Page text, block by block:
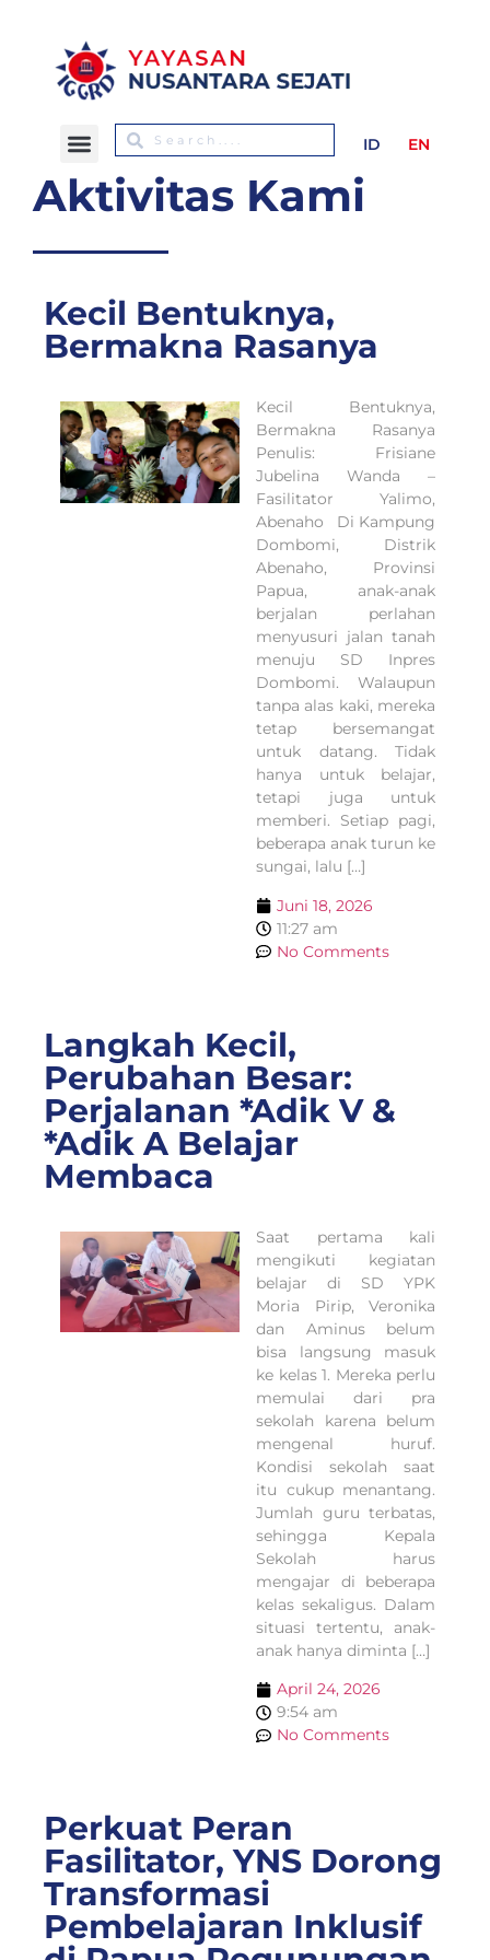
ID EN
Aktivitas Kami
Kecil Bentuknya,
Bermakna Rasanya
Kecil Bentuknya,
Bermakna Rasanya
Penulis: Frisiane
Jubelina Wanda –
Fasilitator Yalimo,
Abenaho Di Kampung
Dombomi, Distrik
Abenaho, Provinsi
Papua, anak-anak
berjalan perlahan
menyusuri jalan tanah
menuju SD Inpres
Dombomi. Walaupun
tanpa alas kaki, mereka
tetap bersemangat
untuk datang. Tidak
hanya untuk belajar,
tetapi juga untuk
memberi. Setiap pagi,
beberapa anak turun ke
sungai, lalu […]
Juni 18, 2026
11:27 am
No Comments
Langkah Kecil,
Perubahan Besar:
Perjalanan *Adik V &
*Adik A Belajar
Membaca
Saat pertama kali
mengikuti kegiatan
belajar di SD YPK
Moria Pirip, Veronika
dan Aminus belum
bisa langsung masuk
ke kelas 1. Mereka perlu
memulai dari pra
sekolah karena belum
mengenal huruf.
Kondisi sekolah saat
itu cukup menantang.
Jumlah guru terbatas,
sehingga Kepala
Sekolah harus
mengajar di beberapa
kelas sekaligus. Dalam
situasi tertentu, anak-
anak hanya diminta […]
April 24, 2026
9:54 am
No Comments
Perkuat Peran
Fasilitator, YNS Dorong
Transformasi
Pembelajaran Inklusif